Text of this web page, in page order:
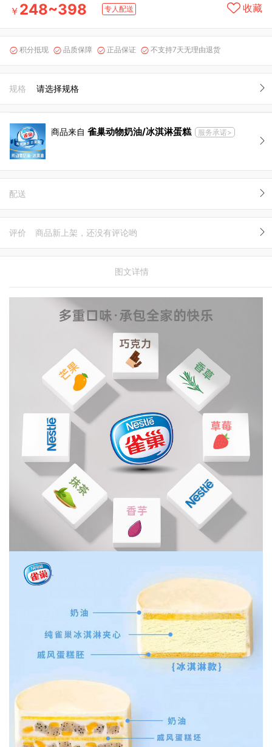
￥ 248~398 专人配送 收藏
 积分抵现  品质保障  正品保证  不支持7天无理由退货
规格 请选择规格
商品来自 雀巢动物奶油/冰淇淋蛋糕 服务承诺>
配送
评价 商品新上架，还没有评论哟
图文详情